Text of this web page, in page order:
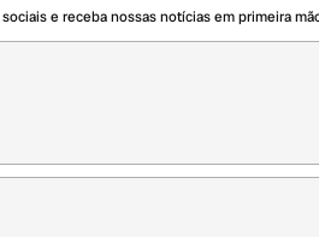
e receba nossas notícias em primeira